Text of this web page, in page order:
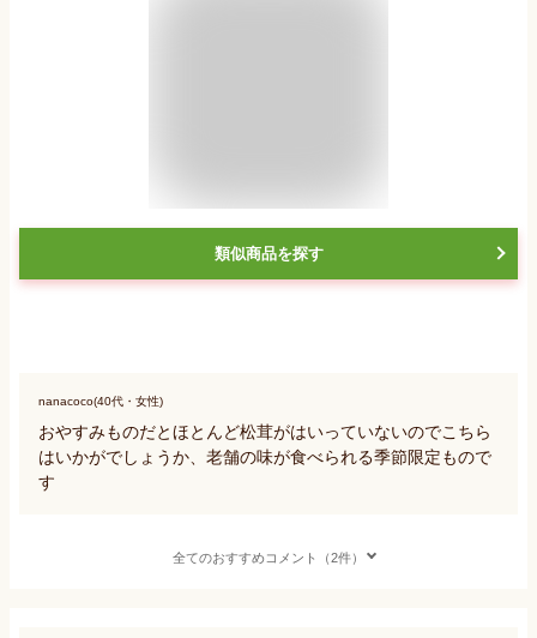
類似商品を探す
nanacoco(40代・女性)
おやすみものだとほとんど松茸がはいっていないのでこちら
はいかがでしょうか、老舗の味が食べられる季節限定もので
す
全てのおすすめコメント（2件）